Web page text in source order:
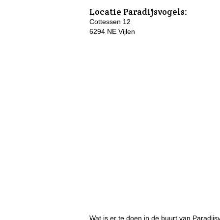
Locatie Paradijsvogels:
Cottessen 12
6294 NE Vijlen
Wat is er te doen in de buurt van